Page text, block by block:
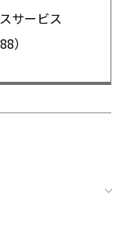
サービス
）